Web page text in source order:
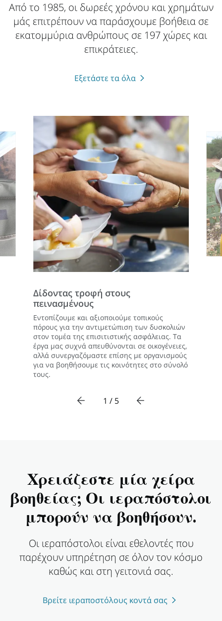
Από το 1985, οι δωρεές χρόνου και χρημάτων
μάς επιτρέπουν να παράσχουμε βοήθεια σε
εκατομμύρια ανθρώπους σε 197 χώρες και
επικράτειες.
Εξετάστε τα όλα
Δίδοντας τροφή στους
πεινασμένους
Εντοπίζουμε και αξιοποιούμε τοπικούς
πόρους για την αντιμετώπιση των δυσκολιών
στον τομέα της επισιτιστικής ασφάλειας. Τα
έργα μας συχνά απευθύνονται σε οικογένειες,
αλλά συνεργαζόμαστε επίσης με οργανισμούς
για να βοηθήσουμε τις κοινότητες στο σύνολό
τους.
1 / 5
Χρειάζεστε μία χείρα
βοηθείας; Οι ιεραπόστολοι
μπορούν να βοηθήσουν.
Οι ιεραπόστολοι είναι εθελοντές που
παρέχουν υπηρέτηση σε όλον τον κόσμο
καθώς και στη γειτονιά σας.
Βρείτε ιεραποστόλους κοντά σας